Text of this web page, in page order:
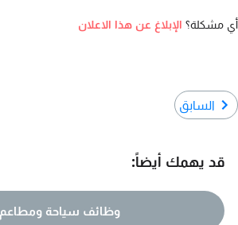
أي مشكلة؟ الإبلاغ عن هذا الاعلان
السابق
قد يهمك أيضاً:
وظائف سياحة ومطاعم